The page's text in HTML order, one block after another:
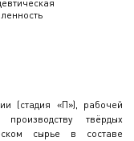
(стадия «П»), рабочей
твёрдых
сырье в составе